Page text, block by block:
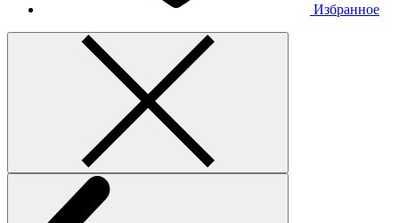
Избранное